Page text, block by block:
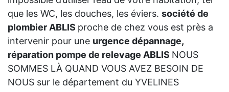
que les WC, les douches, les éviers. société de
plombier ABLIS proche de chez vous est près a
intervenir pour une urgence dépannage,
réparation pompe de relevage ABLIS NOUS
SOMMES LÀ QUAND VOUS AVEZ BESOIN DE
NOUS sur le département du YVELINES